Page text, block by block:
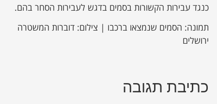
כנגד עבירות הקשורות בסמים בדגש לעבירות הסחר בהם.
תמונה: הסמים שנמצאו ברכבו | צילום: דוברות המשטרה
ירושלים
כתיבת תגובה